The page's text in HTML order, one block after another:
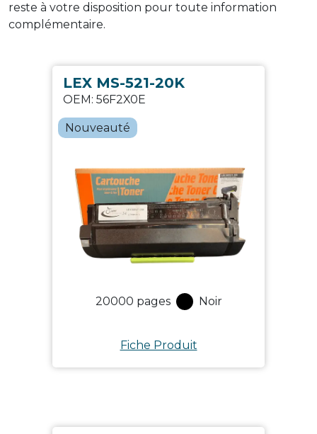
reste à votre disposition pour toute information
complémentaire.
LEX MS-521-20K
OEM: 56F2X0E
Nouveauté
20000 pages Noir
Fiche Produit